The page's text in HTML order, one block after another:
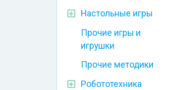
Настольные игры
Прочие игры и
игрушки
Прочие методики
Робототехника